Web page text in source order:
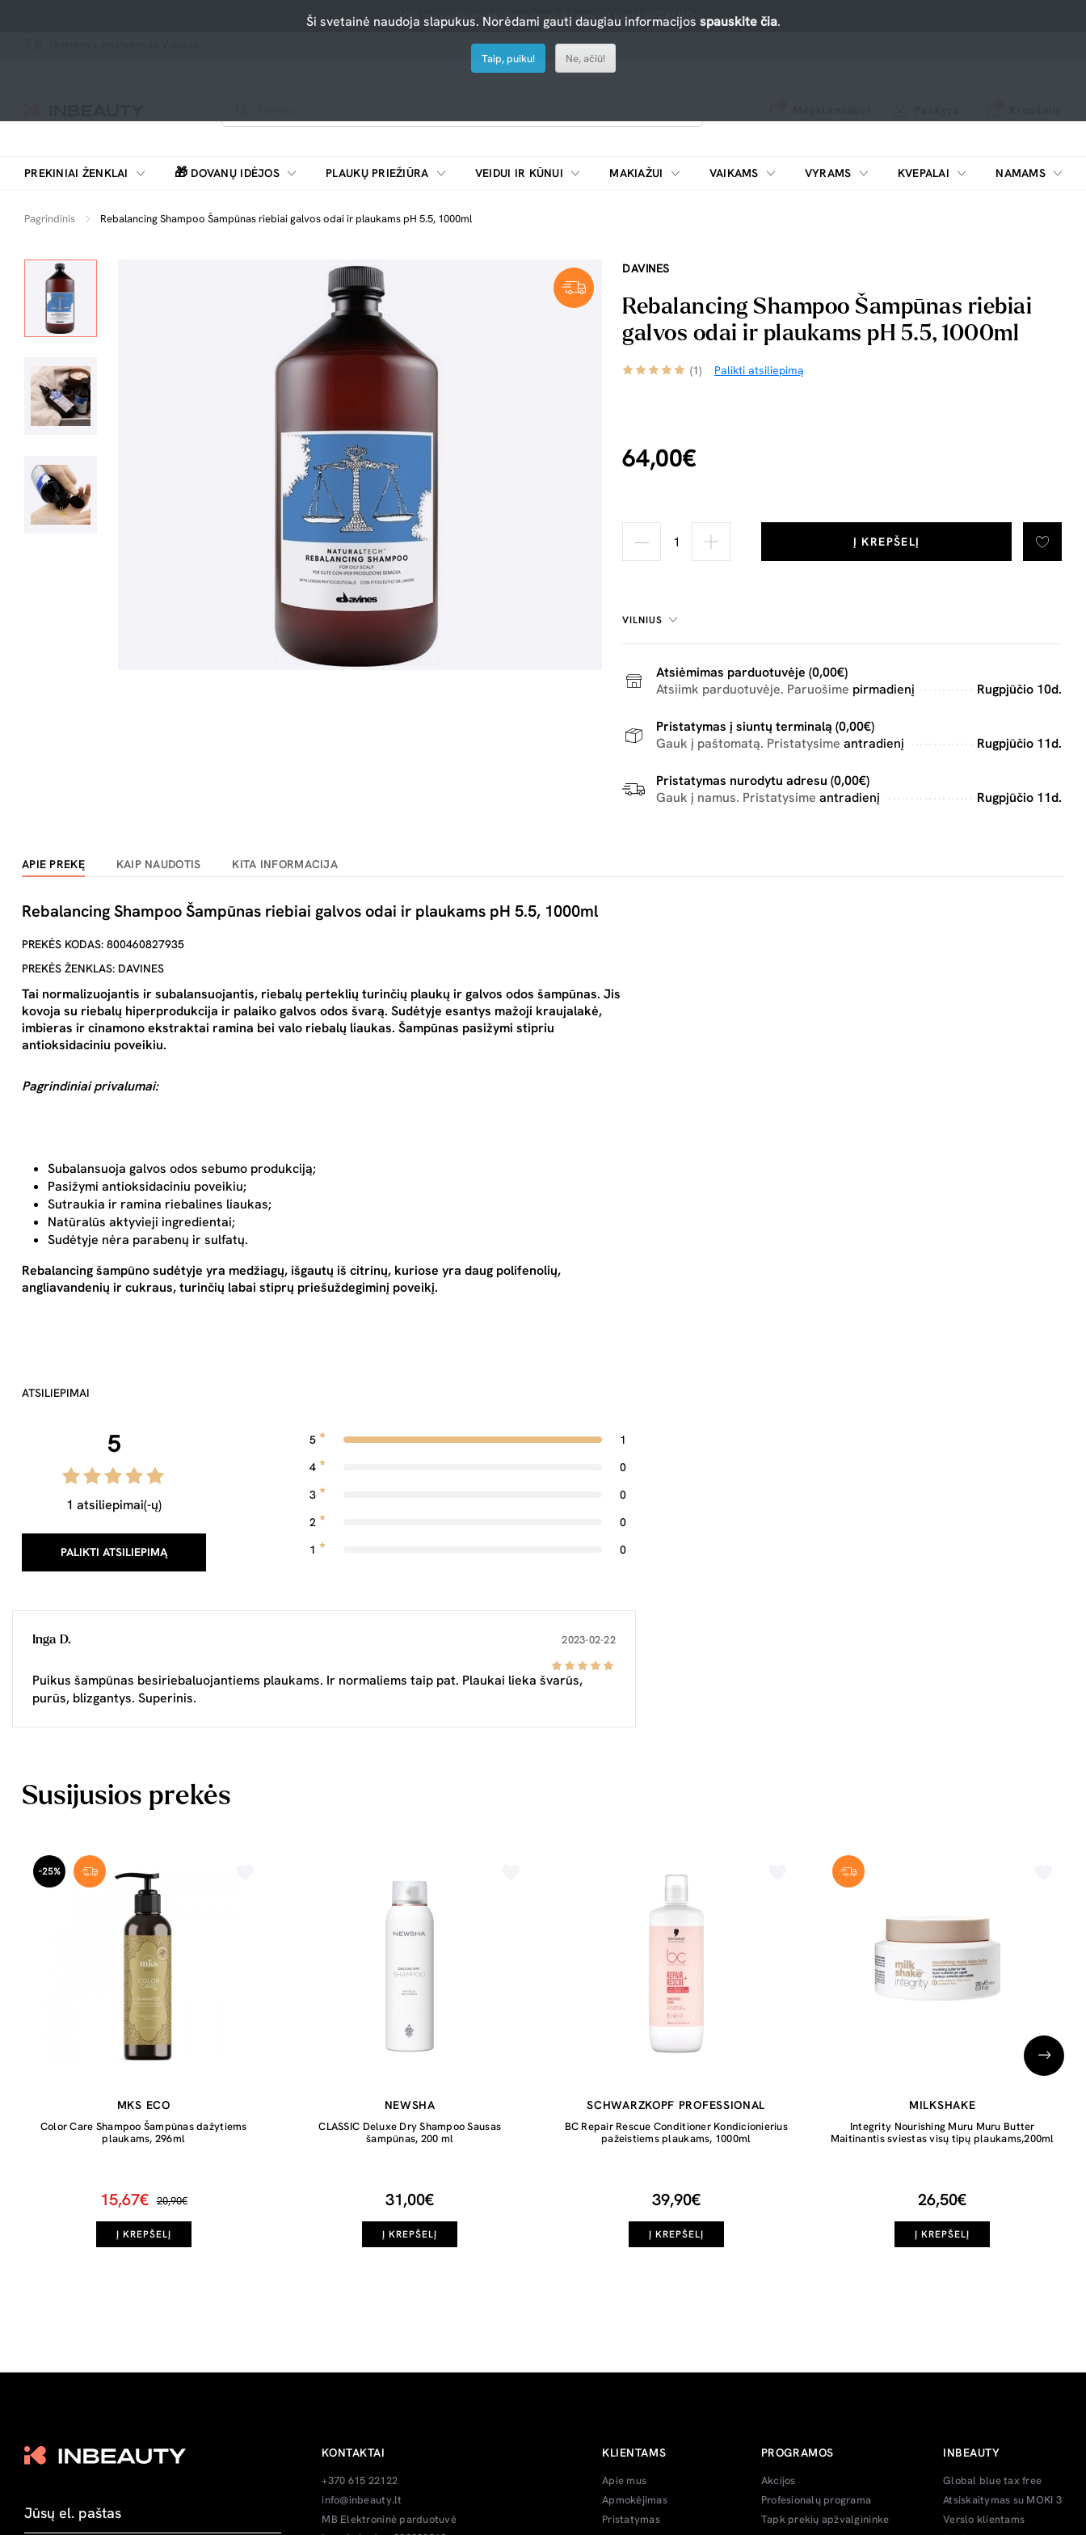
-10% nuolaida atrinktiems produktams su kodu PERKU10
PREKINIAI ŽENKLAI 🎁 DOVANŲ IDĖJOS PLAUKŲ PRIEŽIŪRA VEIDUI IR KŪNUI MAKIAŽUI VAIKAMS VYRAMS KVEPALAI NAMAMS
Pagrindinis Rebalancing Shampoo Šampūnas riebiai galvos odai ir plaukams pH 5.5, 1000ml
DAVINES
Rebalancing Shampoo Šampūnas riebiai
galvos odai ir plaukams pH 5.5, 1000ml
(1) Palikti atsiliepimą
64,00€
Į KREPŠELĮ
VILNIUS
Atsiėmimas parduotuvėje (0,00€)
Atsiimk parduotuvėje. Paruošime pirmadienį Rugpjūčio 10d.
Pristatymas į siuntų terminalą (0,00€)
Gauk į paštomatą. Pristatysime antradienį Rugpjūčio 11d.
Pristatymas nurodytu adresu (0,00€)
Gauk į namus. Pristatysime antradienį Rugpjūčio 11d.
APIE PREKĘ KAIP NAUDOTIS KITA INFORMACIJA
Rebalancing Shampoo Šampūnas riebiai galvos odai ir plaukams pH 5.5, 1000ml
PREKĖS KODAS: 800460827935
PREKĖS ŽENKLAS: DAVINES
Tai normalizuojantis ir subalansuojantis, riebalų perteklių turinčių plaukų ir galvos odos šampūnas. Jis
kovoja su riebalų hiperprodukcija ir palaiko galvos odos švarą. Sudėtyje esantys mažoji kraujalakė,
imbieras ir cinamono ekstraktai ramina bei valo riebalų liaukas. Šampūnas pasižymi stipriu
antioksidaciniu poveikiu.
Pagrindiniai privalumai:
Subalansuoja galvos odos sebumo produkciją;
Pasižymi antioksidaciniu poveikiu;
Sutraukia ir ramina riebalines liaukas;
Natūralūs aktyvieji ingredientai;
Sudėtyje nėra parabenų ir sulfatų.
Rebalancing šampūno sudėtyje yra medžiagų, išgautų iš citrinų, kuriose yra daug polifenolių,
angliavandenių ir cukraus, turinčių labai stiprų priešuždegiminį poveikį.
ATSILIEPIMAI
5
1 atsiliepimai(-ų)
PALIKTI ATSILIEPIMĄ
5
1
4
0
3
0
2
0
1
0
Inga D. 2023-02-22
Puikus šampūnas besiriebaluojantiems plaukams. Ir normaliems taip pat. Plaukai lieka švarūs,
purūs, blizgantys. Superinis.
Susijusios prekės
-25%
MKS ECO
Color Care Shampoo Šampūnas dažytiems
plaukams, 296ml
15,67€ 20,90€
Į KREPŠELĮ
NEWSHA
CLASSIC Deluxe Dry Shampoo Sausas
šampūnas, 200 ml
31,00€
Į KREPŠELĮ
SCHWARZKOPF PROFESSIONAL
BC Repair Rescue Conditioner Kondicionierius
pažeistiems plaukams, 1000ml
39,90€
Į KREPŠELĮ
MILKSHAKE
Integrity Nourishing Muru Muru Butter
Maitinantis sviestas visų tipų plaukams,200ml
26,50€
Į KREPŠELĮ
KONTAKTAI
+370 615 22122
info@inbeauty.lt
MB Elektroninė parduotuvė
KLIENTAMS
Apie mus
Apmokėjimas
Pristatymas
PROGRAMOS
Akcijos
Profesionalų programa
Tapk prekių apžvalgininke
INBEAUTY
Global blue tax free
Atsiskaitymas su MOKI 3
Verslo klientams
Ši svetainė naudoja slapukus. Norėdami gauti daugiau informacijos spauskite čia.
Taip, puiku! Ne, ačiū!